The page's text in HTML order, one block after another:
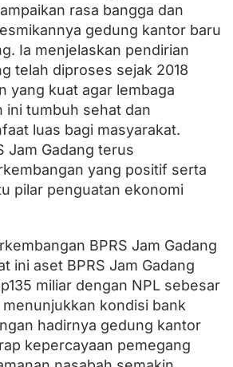
rasa bangga dan
gedung kantor baru
Ia menjelaskan pendirian
telah diproses sejak 2018
yang kuat agar lembaga
ini tumbuh sehat dan
luas bagi masyarakat.
Jam Gadang terus
yang positif serta
pilar penguatan ekonomi
BPRS Jam Gadang
ini aset BPRS Jam Gadang
miliar dengan NPL sebesar
kondisi bank
hadirnya gedung kantor
kepercayaan pemegang